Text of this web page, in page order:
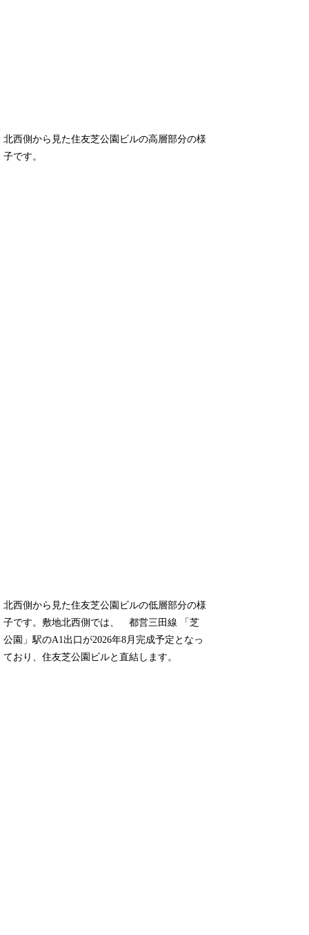
北西側から見た住友芝公園ビルの高層部分の様
子です。
北西側から見た住友芝公園ビルの低層部分の様
子です。敷地北西側では、 都営三田線 「芝
公園」駅のA1出口が2026年8月完成予定となっ
ており、住友芝公園ビルと直結します。